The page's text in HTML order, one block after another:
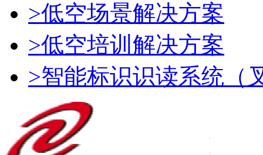
>低空场景解决方案
>低空培训解决方案
>智能标识识读系统（